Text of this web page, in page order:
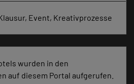
Event, Kreativprozesse
wurden in den
auf diesem Portal aufgerufen.